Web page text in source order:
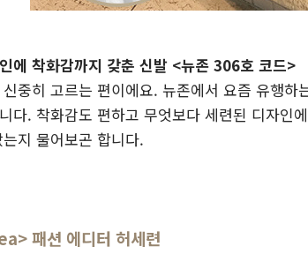
에 착화감까지 갖춘 신발 <뉴존 306호 코드>
중히 고르는 편이에요. 뉴존에서 요즘 유행
다. 착화감도 편하고 무엇보다 세련된 디자인
지 물어보곤 합니다.
패션 에디터 허세련